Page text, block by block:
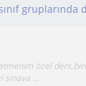
özel
...